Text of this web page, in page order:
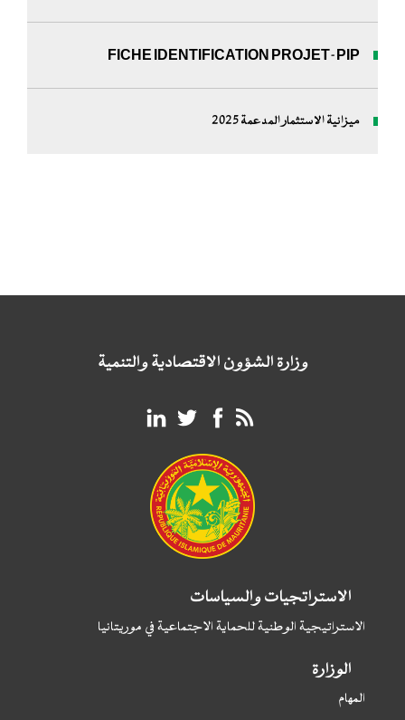
FICHE IDENTIFICATION PROJET-PIP
ميزانية الاستثمار المدعمة 2025
وزارة الشؤون الاقتصادية والتنمية
الاستراتجيات والسياسات
الاستراتيجية الوطنية للحماية الاجتماعية في موريتانيا
الوزارة
المهام